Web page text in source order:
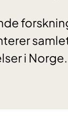
i Norge.